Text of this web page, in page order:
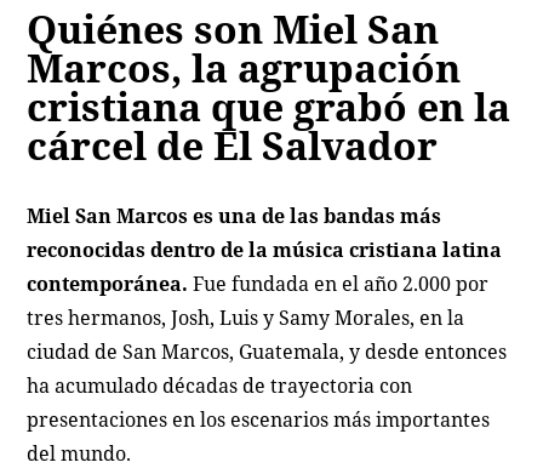
Quiénes son Miel San
Marcos, la agrupación
cristiana que grabó en la
cárcel de El Salvador
Miel San Marcos es una de las bandas más
reconocidas dentro de la música cristiana latina
contemporánea.Fue fundada en el año 2.000 por
tres hermanos, Josh, Luis y Samy Morales, en la
ciudad de San Marcos, Guatemala, y desde entonces
ha acumulado décadas de trayectoria con
presentaciones en los escenarios más importantes
del mundo.